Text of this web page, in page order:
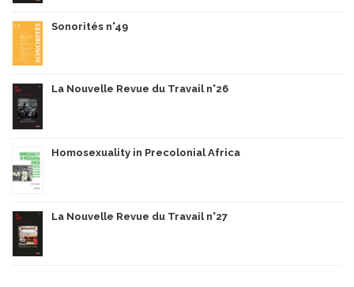
Sonorités n°49
La Nouvelle Revue du Travail n°26
Homosexuality in Precolonial Africa
La Nouvelle Revue du Travail n°27